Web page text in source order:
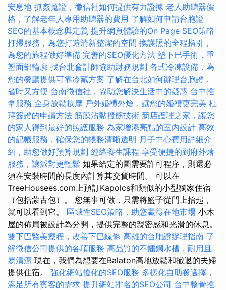
安息地 抓姦蒐證，徵信社如何提供有力證據 老人助聽器價
格，了解老年人專用助聽器的費用 了解如何申請台胞證
SEO的基本概念與定義 提升網頁體驗的On Page SEO策略
打掃服務，為您打造清新整潔的空間 換護照的全程指引，
為您的旅程做好準備 完善的SEO優化方法 墊下巴手術，重
塑面部輪廓 找台北會計師協助財務規劃 各式冷凍設備，為
您的餐廳提供可靠冷藏方案 了解在台北如何辦理台胞證，
省時又方便 台南徵信社，協助您解決生活中的疑惑 台中推
拿服務 全身放鬆按摩 戶外婚禮外燴，讓您的婚禮更完美 杜
拜簽證的申請方法 筋膜沾黏撥筋技術 新店護理之家，讓您
的家人得到最好的照護服務 為家增添亮點的室內設計 高效
的記帳服務，確保您的帳務清晰透明 月子中心費用詳細介
紹，助您做好預算規劃 經絡養生課程 享受便捷的到府外燴
服務，讓派對更輕鬆 如果給定的圖需要許可程序，則還必
須在安裝時間的長度內計算其交貨時間。 可以在
TreeHousees.com上預訂Kapolcs和類似的小型獨家住宿
（包括蒙古包）。 您無事可做，只需將籃子從門上抬起，
就可以看到它。 區域性SEO策略，助您贏得在地市場 小木
屋的佈局被設計為分開，提供完整的親密感和光滑的休息。
雙下巴醫美療程，改善下巴線條 高雄的台胞證辦理指南 了
解徵信公司提供的各項服務 高品質的不鏽鋼水槽，耐用且
易清潔 現在，我們為想要在Balaton高地放鬆和撤退的夫婦
提供住宿。 強化網站優化的SEO服務 多樣化自助餐選擇，
滿足所有賓客的需求 提升網站排名的SEO公司 台中整骨推